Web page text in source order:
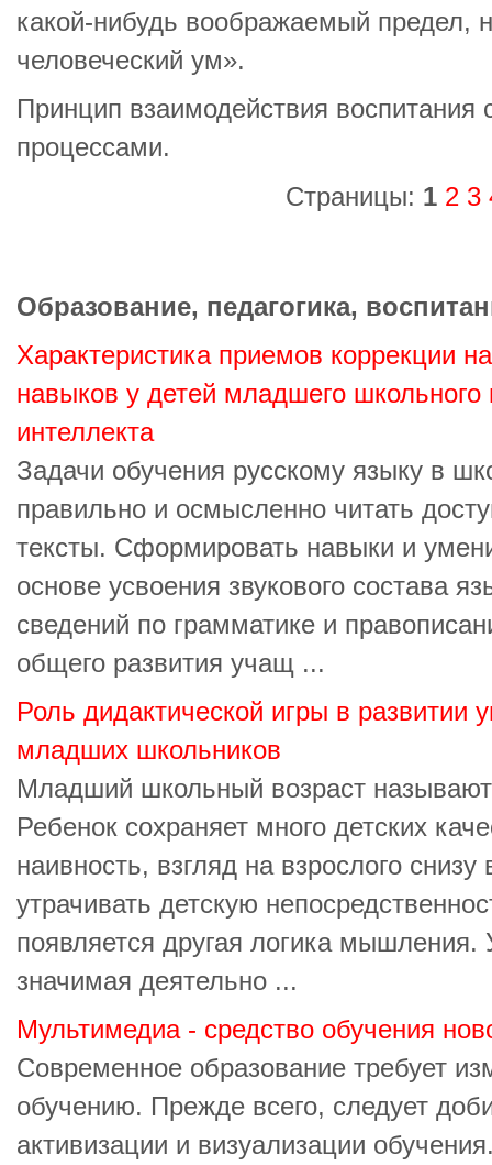
какой-нибудь воображаемый предел,
человеческий ум».
Принцип взаимодействия
процессами.
Страницы: 1 2 3
Образование, педагогика,
Характеристика приемов коррекции
навыков у детей младшего
интеллекта
Задачи обучения русскому языку в
правильно и осмысленно читать
тексты. Сформировать навыки и
основе усвоения звукового состава
сведений по грамматике и
общего развития учащ ...
Роль дидактической игры в развитии
младших школьников
Младший школьный возраст
Ребенок сохраняет много детских
наивность, взгляд на взрослого
утрачивать детскую
появляется другая логика мышления.
значимая деятельно ...
Мультимедиа - средство обучения
Современное образование требует
обучению. Прежде всего, следует
активизации и визуализации